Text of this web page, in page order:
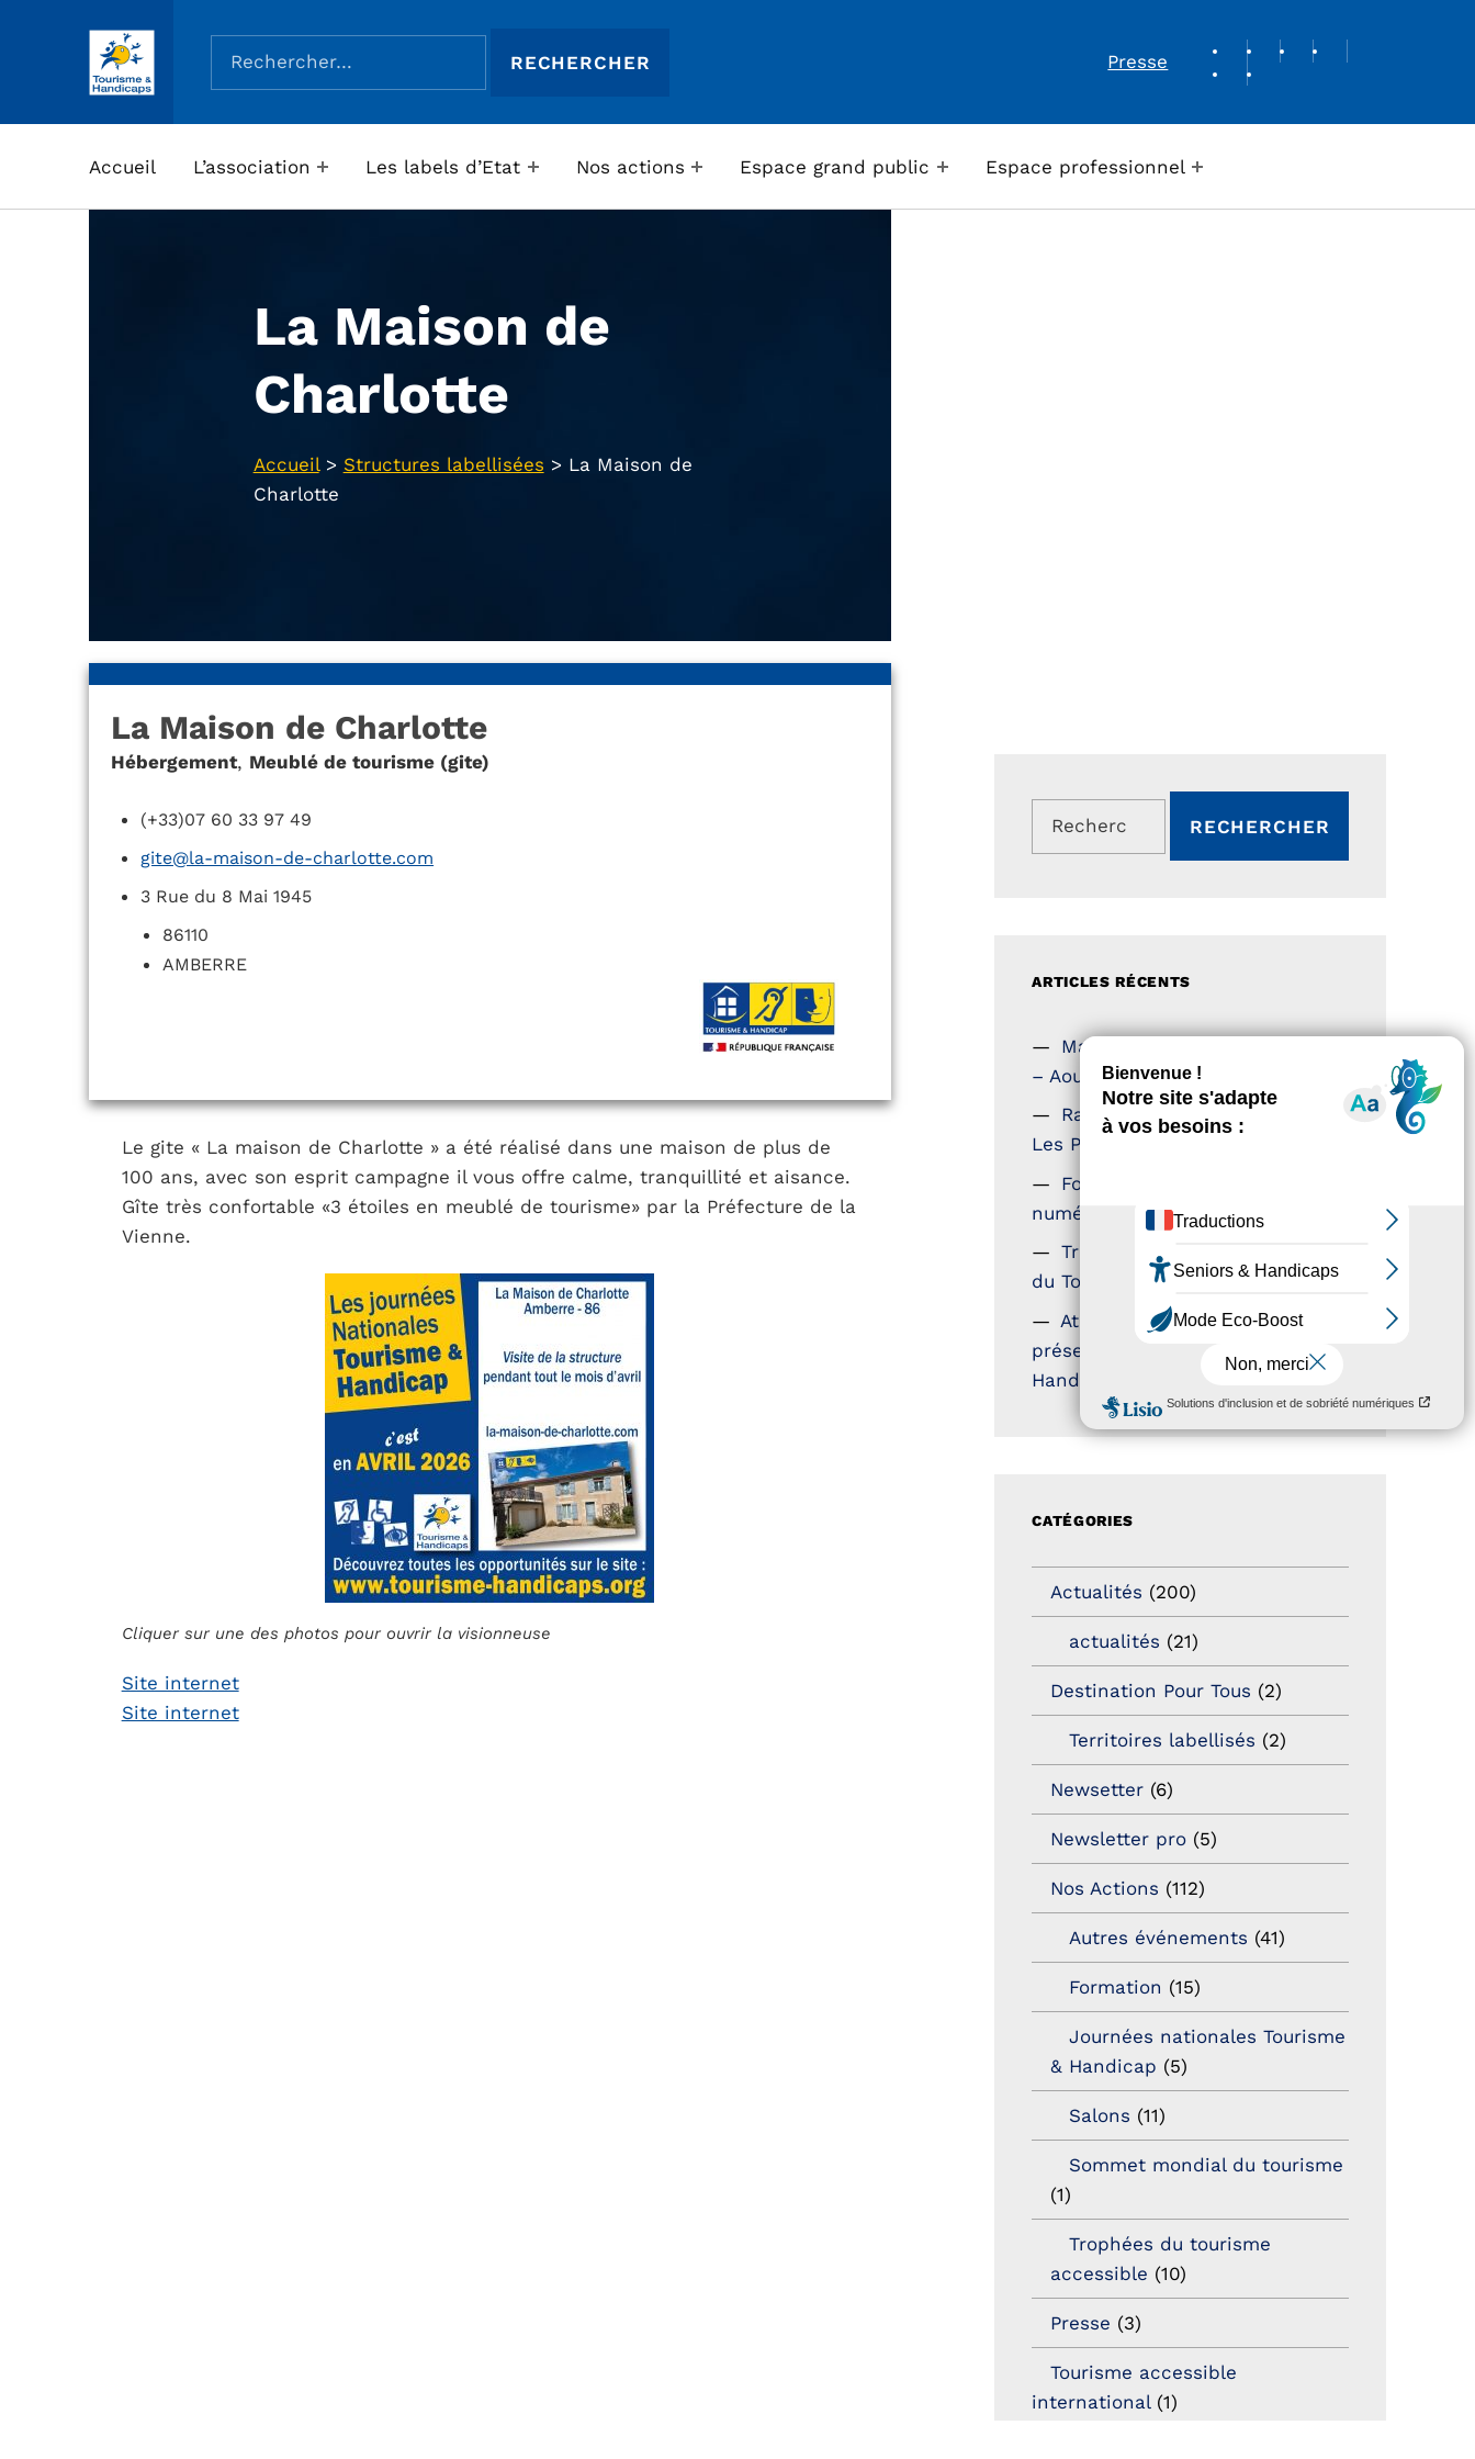
ASSOCIATION TOURISME ET HANDICAPS
Rechercher :
Presse
REVUE DE PRESSE
Accueil L’association Les labels d’Etat Nos actions Espace grand public Espace professionnel
La Maison de
Charlotte
Accueil> Structures labellisées > La Maison de
Charlotte
La Maison de Charlotte
Hébergement, Meublé de tourisme (gite)
(+33)07 60 33 97 49
gite@la-maison-de-charlotte.com
3 Rue du 8 Mai 1945
86110
AMBERRE
Le gite « La maison de Charlotte » a été réalisé dans une maison de plus de
100 ans, avec son esprit campagne il vous offre calme, tranquillité et aisance.
Gîte très confortable «3 étoiles en meublé de tourisme» par la Préfecture de la
Vienne.
Cliquer sur une des photos pour ouvrir la visionneuse
Site internet
Site internet
Rechercher :
ARTICLES RÉCENTS
Magazine Tourisme Accessible
– Aout 2026
Rallye Aicha des Gazelles –
Les Petillantes
Formation Communication
numérique
Trophées Horizons – Acteurs
du Tourisme Durable
Atout France – flyer
présentation label Tourisme &
Handicap
CATÉGORIES
Actualités (200)
actualités (21)
Destination Pour Tous (2)
Territoires labellisés (2)
Newsetter (6)
Newsletter pro (5)
Nos Actions (112)
Autres événements (41)
Formation (15)
Journées nationales Tourisme
& Handicap (5)
Salons (11)
Sommet mondial du tourisme
(1)
Trophées du tourisme
accessible (10)
Presse (3)
Tourisme accessible
international(1)